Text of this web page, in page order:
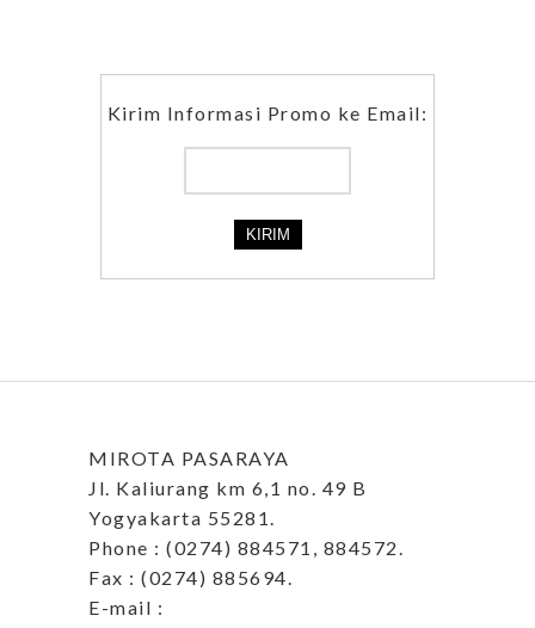
Kirim Informasi Promo ke Email:
MIROTA PASARAYA
Jl. Kaliurang km 6,1 no. 49 B
Yogyakarta 55281.
Phone : (0274) 884571, 884572.
Fax : (0274) 885694.
E-mail :